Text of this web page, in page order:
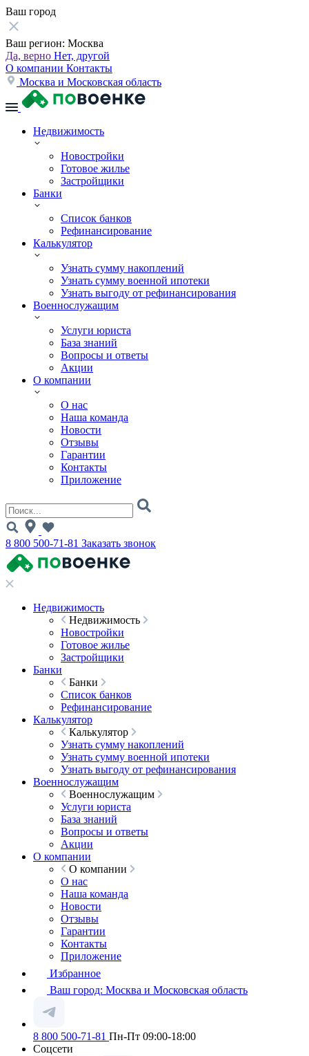
Ваш город
Ваш регион: Москва
Да, верно Нет, другой
О компании Контакты
Москва и Московская область
Недвижимость
Новостройки
Готовое жилье
Застройщики
Банки
Список банков
Рефинансирование
Калькулятор
Узнать сумму накоплений
Узнать сумму военной ипотеки
Узнать выгоду от рефинансирования
Военнослужащим
Услуги юриста
База знаний
Вопросы и ответы
Акции
О компании
О нас
Наша команда
Новости
Отзывы
Гарантии
Контакты
Приложение
8 800 500-71-81 Заказать звонок
Недвижимость
Недвижимость
Новостройки
Готовое жилье
Застройщики
Банки
Банки
Список банков
Рефинансирование
Калькулятор
Калькулятор
Узнать сумму накоплений
Узнать сумму военной ипотеки
Узнать выгоду от рефинансирования
Военнослужащим
Военнослужащим
Услуги юриста
База знаний
Вопросы и ответы
Акции
О компании
О компании
О нас
Наша команда
Новости
Отзывы
Гарантии
Контакты
Приложение
Избранное
Ваш город: Москва и Московская область
8 800 500-71-81 Пн-Пт 09:00-18:00
Соцсети